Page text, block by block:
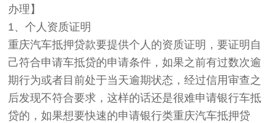
办理】
1、个人资质证明
重庆汽车抵押贷款要提供个人的资质证明，要证明自
己符合申请车抵贷的申请条件，如果之前有过数次逾
期行为或者目前处于当天逾期状态，经过信用审查之
后发现不符合要求，这样的话还是很难申请银行车抵
贷的，如果想要快速的申请银行类重庆汽车抵押贷